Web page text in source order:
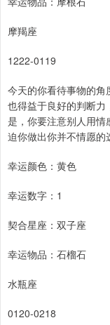
摩羯座
1222-0119
今天的你看待事物的角
也得益于良好的判断
是，你要注意别人用
迫你做出你并不情愿的
幸运颜色：黄色
幸运数字：1
契合星座：双子座
幸运物品：石榴石
水瓶座
0120-0218